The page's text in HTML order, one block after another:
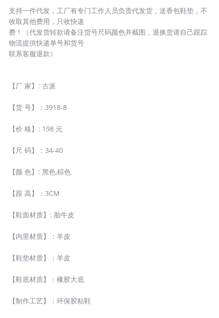
支持一件代发，工厂有专门工作人员负责代发货，送香包鞋垫，不
收取其他费用，只收快递
费！（代发货转款请备注货号尺码颜色并截图，退换货请自己跟踪
物流提供快递单号和货号
联系客服退款）
【厂 家】: 古派
【货 号】：3918-8
【价 格】: 198 元
【尺 码】：34-40
【颜 色】: 黑色,棕色
【跟 高】：3CM
【鞋面材质】: 胎牛皮
【内里材质】：羊皮
【鞋垫材质】：羊皮
【鞋底材质】：橡胶大底
【制作工艺】：环保胶粘鞋